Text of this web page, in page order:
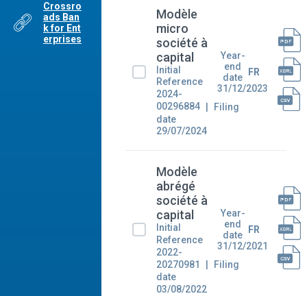
Crossro
ads Ban
k for Ent
erprises
Modèle
micro
société à
capital
Initial
Reference
2024-
00296884
Filing
date
29/07/2024
Year-
end
date
31/12/2023
FR
Modèle
abrégé
société à
capital
Initial
Reference
2022-
20270981
Filing
date
03/08/2022
Year-
end
date
31/12/2021
FR